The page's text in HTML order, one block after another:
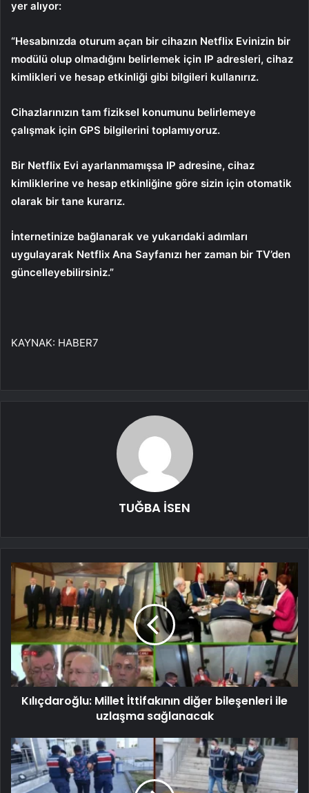
yer alıyor:
“Hesabınızda oturum açan bir cihazın Netflix Evinizin bir
modülü olup olmadığını belirlemek için IP adresleri, cihaz
kimlikleri ve hesap etkinliği gibi bilgileri kullanırız.
Cihazlarınızın tam fiziksel konumunu belirlemeye
çalışmak için GPS bilgilerini toplamıyoruz.
Bir Netflix Evi ayarlanmamışsa IP adresine, cihaz
kimliklerine ve hesap etkinliğine göre sizin için otomatik
olarak bir tane kurarız.
İnternetinize bağlanarak ve yukarıdaki adımları
uygulayarak Netflix Ana Sayfanızı her zaman bir TV’den
güncelleyebilirsiniz.”
KAYNAK: HABER7
TUĞBA İSEN
Kılıçdaroğlu: Millet İttifakının diğer bileşenleri ile
uzlaşma sağlanacak